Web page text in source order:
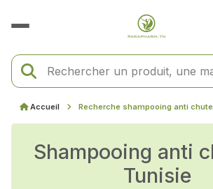
Accueil Recherche shampooing anti
shampooing anti chute en
Tunisie